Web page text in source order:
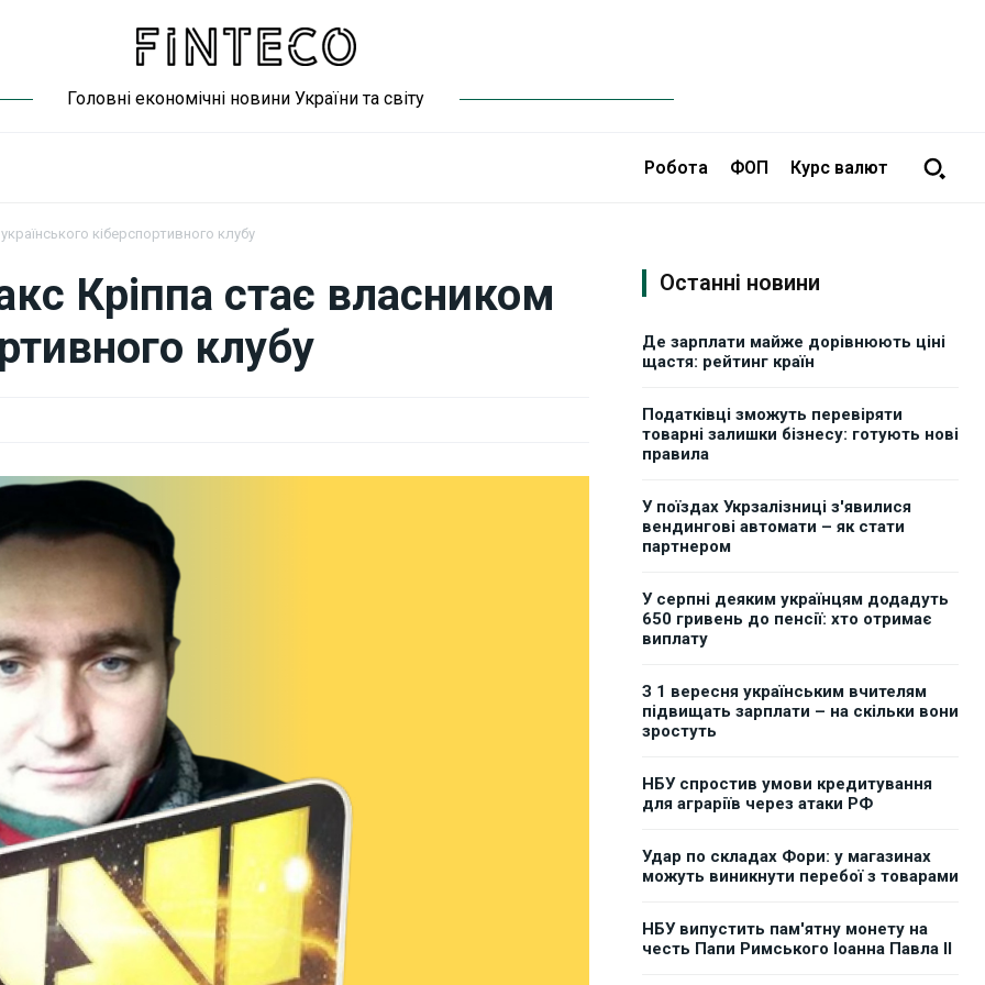
Головні економічні новини України та світу
Робота ФОП Курс валют
кіберспортивного клубу
Кріппа стає власником
клубу
Останні новини
Де зарплати майже дорівнюють ціні
щастя: рейтинг країн
Податківці зможуть перевіряти
товарні залишки бізнесу: готують нові
правила
У поїздах Укрзалізниці з'явилися
вендингові автомати – як стати
партнером
У серпні деяким українцям додадуть
650 гривень до пенсії: хто отримає
виплату
З 1 вересня українським вчителям
підвищать зарплати – на скільки вони
зростуть
НБУ спростив умови кредитування
для аграріїв через атаки РФ
Удар по складах Фори: у магазинах
можуть виникнути перебої з товарами
НБУ випустить пам'ятну монету на
честь Папи Римського Іоанна Павла II